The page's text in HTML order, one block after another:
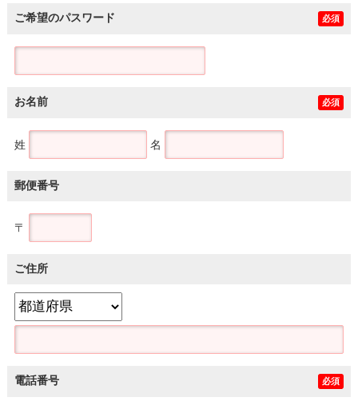
ご希望のパスワード 必須
お名前 必須
姓 名
郵便番号
〒
ご住所
電話番号 必須